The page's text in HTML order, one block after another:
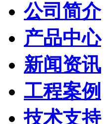
公司简介
产品中心
新闻资讯
工程案例
技术支持